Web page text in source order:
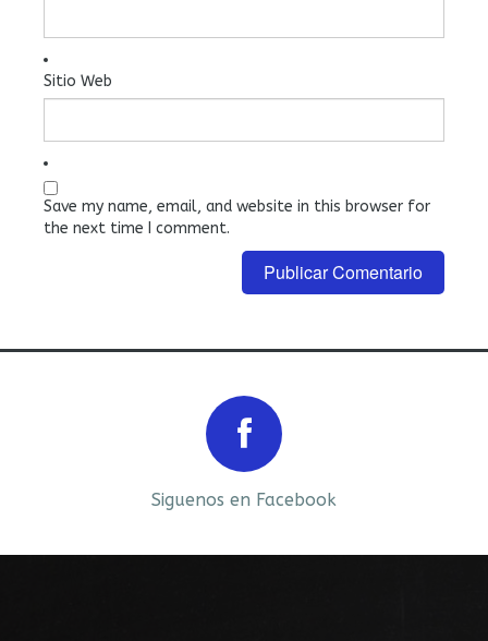
Sitio Web
Save my name, email, and website in this browser for
the next time I comment.
Siguenos en Facebook